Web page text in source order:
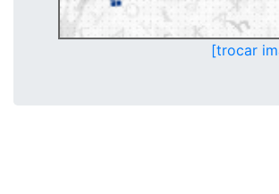
[trocar